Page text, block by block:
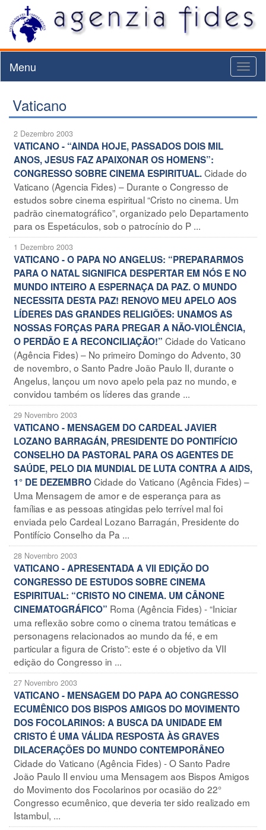
Menu
Vaticano
2 Dezembro 2003
VATICANO - “AINDA HOJE, PASSADOS DOIS MIL
ANOS, JESUS FAZ APAIXONAR OS HOMENS”:
CONGRESSO SOBRE CINEMA ESPIRITUAL.Cidade do
Vaticano (Agencia Fides) – Durante o Congresso de
estudos sobre cinema espiritual “Cristo no cinema. Um
padrão cinematográfico”, organizado pelo Departamento
para os Espetáculos, sob o patrocínio do P ...
1 Dezembro 2003
VATICANO - O PAPA NO ANGELUS: “PREPARARMOS
PARA O NATAL SIGNIFICA DESPERTAR EM NÓS E NO
MUNDO INTEIRO A ESPERNAÇA DA PAZ. O MUNDO
NECESSITA DESTA PAZ! RENOVO MEU APELO AOS
LÍDERES DAS GRANDES RELIGIÕES: UNAMOS AS
NOSSAS FORÇAS PARA PREGAR A NÃO-VIOLÊNCIA,
O PERDÃO E A RECONCILIAÇÃO!” Cidade do Vaticano
(Agência Fides) – No primeiro Domingo do Advento, 30
de novembro, o Santo Padre João Paulo II, durante o
Angelus, lançou um novo apelo pela paz no mundo, e
convidou também os líderes das grande ...
29 Novembro 2003
VATICANO - MENSAGEM DO CARDEAL JAVIER
LOZANO BARRAGÁN, PRESIDENTE DO PONTIFÍCIO
CONSELHO DA PASTORAL PARA OS AGENTES DE
SAÚDE, PELO DIA MUNDIAL DE LUTA CONTRA A AIDS,
1° DE DEZEMBROCidade do Vaticano (Agência Fides) –
Uma Mensagem de amor e de esperança para as
famílias e as pessoas atingidas pelo terrível mal foi
enviada pelo Cardeal Lozano Barragán, Presidente do
Pontifício Conselho da Pa ...
28 Novembro 2003
VATICANO - APRESENTADA A VII EDIÇÃO DO
CONGRESSO DE ESTUDOS SOBRE CINEMA
ESPIRITUAL: “CRISTO NO CINEMA. UM CÂNONE
CINEMATOGRÁFICO” Roma (Agência Fides) - “Iniciar
uma reflexão sobre como o cinema tratou temáticas e
personagens relacionados ao mundo da fé, e em
particular a figura de Cristo”: este é o objetivo da VII
edição do Congresso in ...
27 Novembro 2003
VATICANO - MENSAGEM DO PAPA AO CONGRESSO
ECUMÊNICO DOS BISPOS AMIGOS DO MOVIMENTO
DOS FOCOLARINOS: A BUSCA DA UNIDADE EM
CRISTO É UMA VÁLIDA RESPOSTA ÀS GRAVES
DILACERAÇÕES DO MUNDO CONTEMPORÂNEO
Cidade do Vaticano (Agência Fides) - O Santo Padre
João Paulo II enviou uma Mensagem aos Bispos Amigos
do Movimento dos Focolarinos por ocasião do 22°
Congresso ecumênico, que deveria ter sido realizado em
Istambul, ...